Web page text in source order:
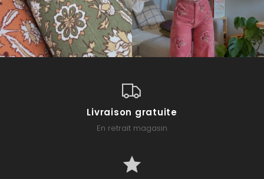
Livraison gratuite
En retrait magasin